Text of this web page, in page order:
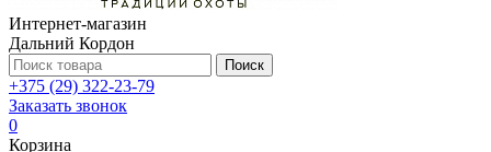
Интернет-магазин
Дальний Кордон
Поиск
+375 (29) 322-23-79
Заказать звонок
0
Корзина